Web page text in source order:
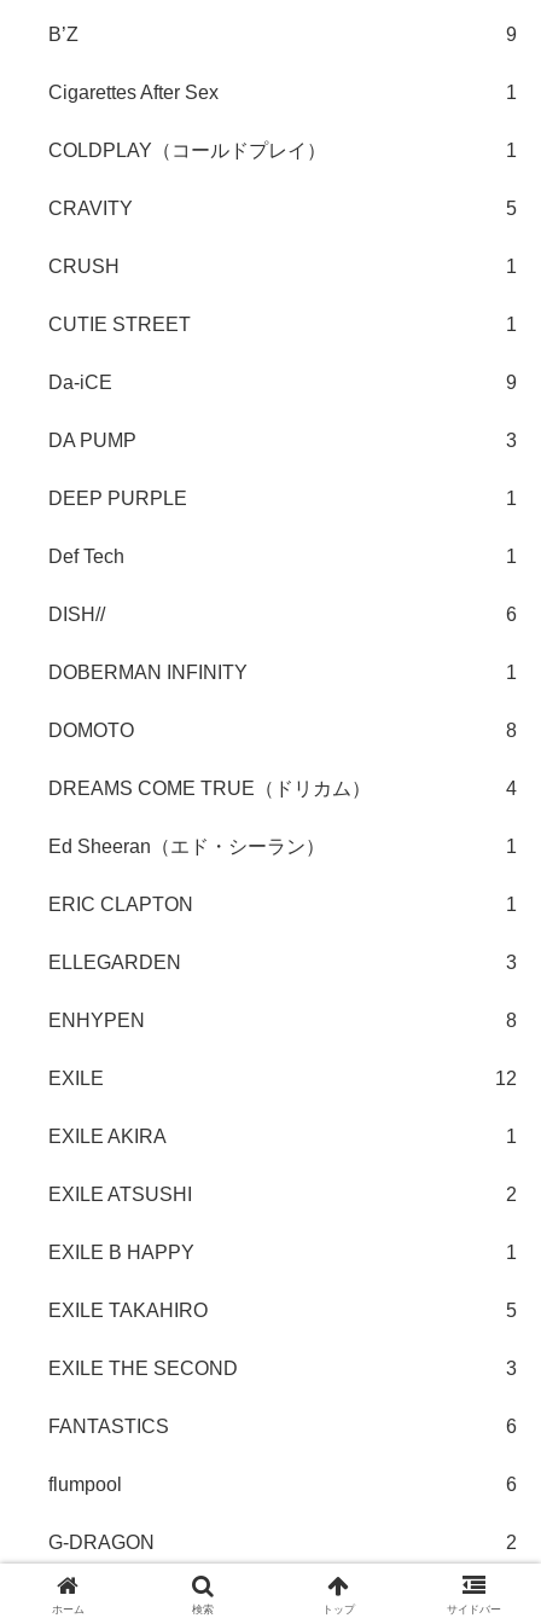
B’Z 9
Cigarettes After Sex 1
COLDPLAY（コールドプレイ） 1
CRAVITY 5
CRUSH 1
CUTIE STREET 1
Da-iCE 9
DA PUMP 3
DEEP PURPLE 1
Def Tech 1
DISH// 6
DOBERMAN INFINITY 1
DOMOTO 8
DREAMS COME TRUE（ドリカム） 4
Ed Sheeran（エド・シーラン） 1
ERIC CLAPTON 1
ELLEGARDEN 3
ENHYPEN 8
EXILE 12
EXILE AKIRA 1
EXILE ATSUSHI 2
EXILE B HAPPY 1
EXILE TAKAHIRO 5
EXILE THE SECOND 3
FANTASTICS 6
flumpool 6
G-DRAGON 2
GENERATIONS
ホーム 検索 トップ サイドバー